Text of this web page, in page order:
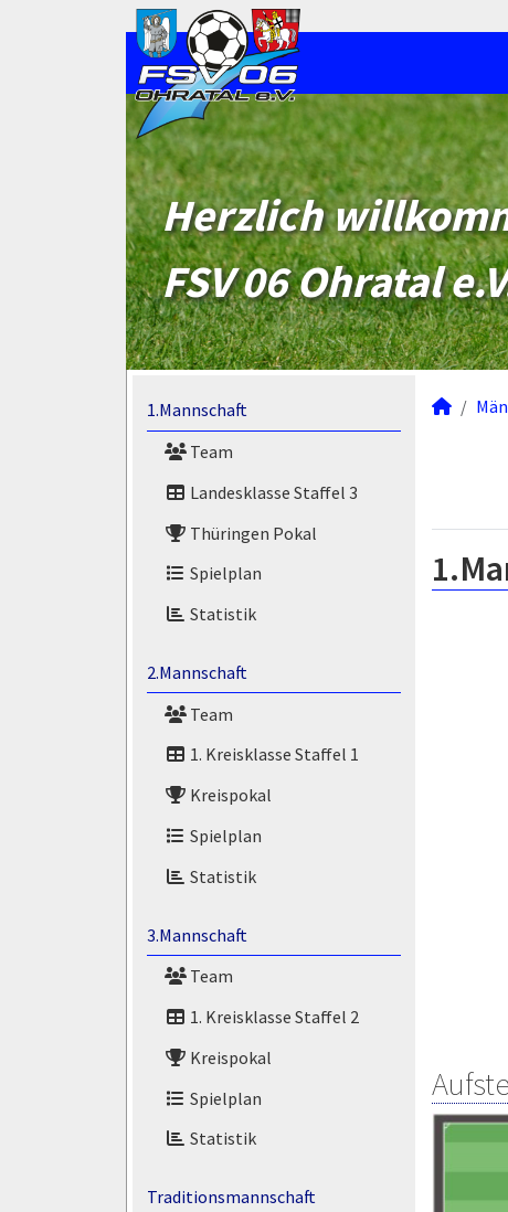
Herzlich
FSV 06 Ohratal
1.Mannschaft
Team
Landesklasse Staffel 3
Thüringen Pokal
Spielplan
Statistik
2.Mannschaft
Team
1. Kreisklasse Staffel 1
Kreispokal
Spielplan
Statistik
3.Mannschaft
Team
1. Kreisklasse Staffel 2
Kreispokal
Spielplan
Statistik
Traditionsmannschaft